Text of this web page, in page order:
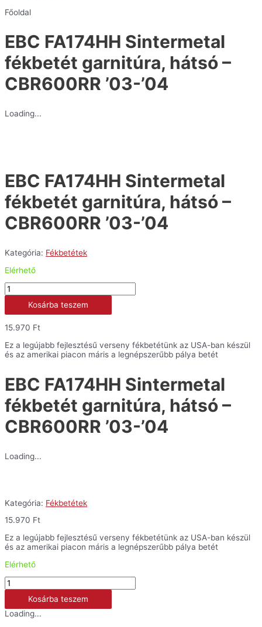
Főoldal
EBC FA174HH Sintermetal
fékbetét garnitúra, hátsó –
CBR600RR ’03-’04
Loading...
EBC FA174HH Sintermetal
fékbetét garnitúra, hátsó –
CBR600RR ’03-’04
Kategória: Fékbetétek
Elérhető
EBC
FA174HH
Sintermetal
fékbetét
garnitúra,
hátsó
-
CBR600RR
mennyiség
Kosárba teszem
15.970 Ft
Ez a legújabb fejlesztésű verseny fékbetétünk az USA-ban készül
és az amerikai piacon máris a legnépszerűbb pálya betét
EBC FA174HH Sintermetal
fékbetét garnitúra, hátsó –
CBR600RR ’03-’04
Loading...
Kategória: Fékbetétek
15.970 Ft
Ez a legújabb fejlesztésű verseny fékbetétünk az USA-ban készül
és az amerikai piacon máris a legnépszerűbb pálya betét
Elérhető
EBC
FA174HH
Sintermetal
fékbetét
garnitúra,
Kosárba teszem
Loading...